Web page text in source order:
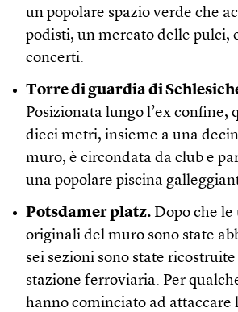
un popolare spazio verde che
podisti, un mercato delle pulci,
concerti.
Torre di guardia di
Posizionata lungo l’ex confine,
dieci metri, insieme a una
muro, è circondata da club e
una popolare piscina
Potsdamer platz. Dopo che
originali del muro sono state
sei sezioni sono state
stazione ferroviaria. Per
hanno cominciato ad attaccare